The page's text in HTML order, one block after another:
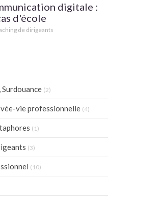
digitale :
d'école
de dirigeants
(2)
vie professionnelle (4)
(1)
(3)
(10)